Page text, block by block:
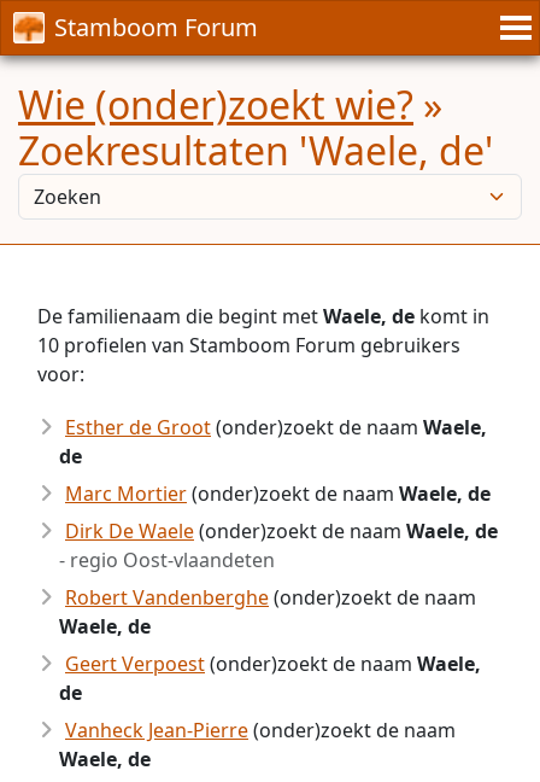
Stamboom Forum
Wie (onder)zoekt wie? »
Zoekresultaten 'Waele, de'
De familienaam die begint metWaele, de komt in
10 profielen van Stamboom Forum gebruikers
voor:
Esther de Groot(onder)zoekt de naam Waele,
de
Marc Mortier(onder)zoekt de naam Waele, de
Dirk De Waele(onder)zoekt de naam Waele, de
- regio Oost-vlaandeten
Robert Vandenberghe(onder)zoekt de naam
Waele, de
Geert Verpoest(onder)zoekt de naam Waele,
de
Vanheck Jean-Pierre(onder)zoekt de naam
Waele, de